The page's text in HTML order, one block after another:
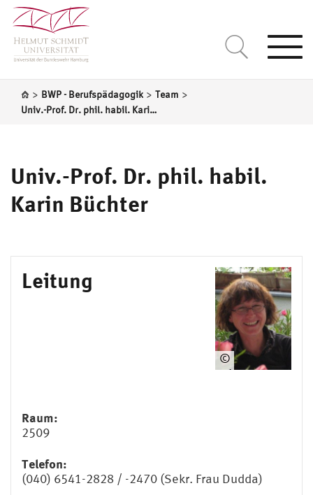
> BWP - Berufspädagogik > Team >
Univ.-Prof. Dr. phil. habil. Karin Büchter
Univ.-Prof. Dr. phil. habil.
Karin Büchter
Leitung
©
pri
Raum:
2509
Telefon:
(040) 6541-2828 / -2470 (Sekr. Frau Dudda)